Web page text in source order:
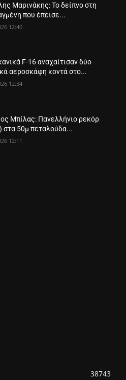
Μαρινάκης: Το δείπνο στη
που έπεισε...
12:40
F-16 αναχαίτισαν δύο
αεροσκάφη κοντά στο...
12:34
Μπίλας: Πανελλήνιο ρεκόρ
στα 50μ πεταλούδα...
12:11
38743